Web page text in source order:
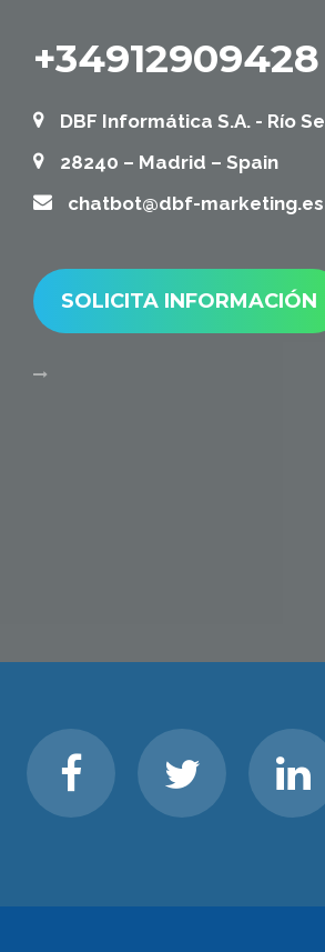
+34912909428
DBF Informática S.A. - Río
28240 – Madrid – Spain
chatbot@dbf-marketing.es
SOLICITA INFORMACIÓN